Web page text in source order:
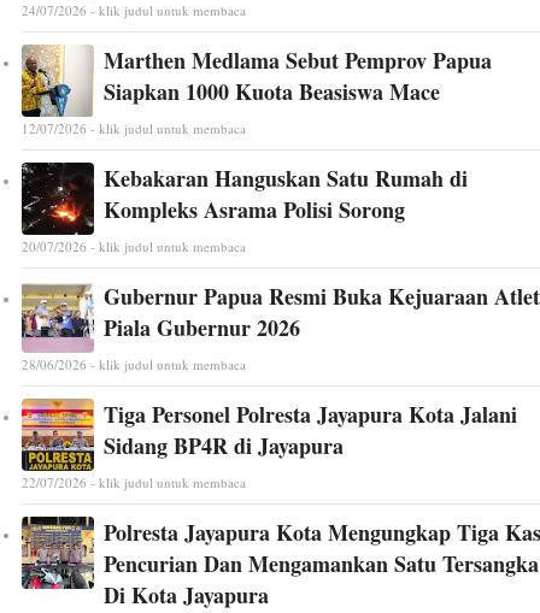
24/07/2026 - klik judul untuk membaca
Marthen Medlama Sebut Pemprov Papua
Siapkan 1000 Kuota Beasiswa Mace
12/07/2026 - klik judul untuk membaca
Kebakaran Hanguskan Satu Rumah di
Kompleks Asrama Polisi Sorong
20/07/2026 - klik judul untuk membaca
Gubernur Papua Resmi Buka Kejuaraan
Piala Gubernur 2026
28/06/2026 - klik judul untuk membaca
Tiga Personel Polresta Jayapura Kota Jalani
Sidang BP4R di Jayapura
22/07/2026 - klik judul untuk membaca
Polresta Jayapura Kota Mengungkap Tiga
Pencurian Dan Mengamankan Satu Tersangka
Di Kota Jayapura